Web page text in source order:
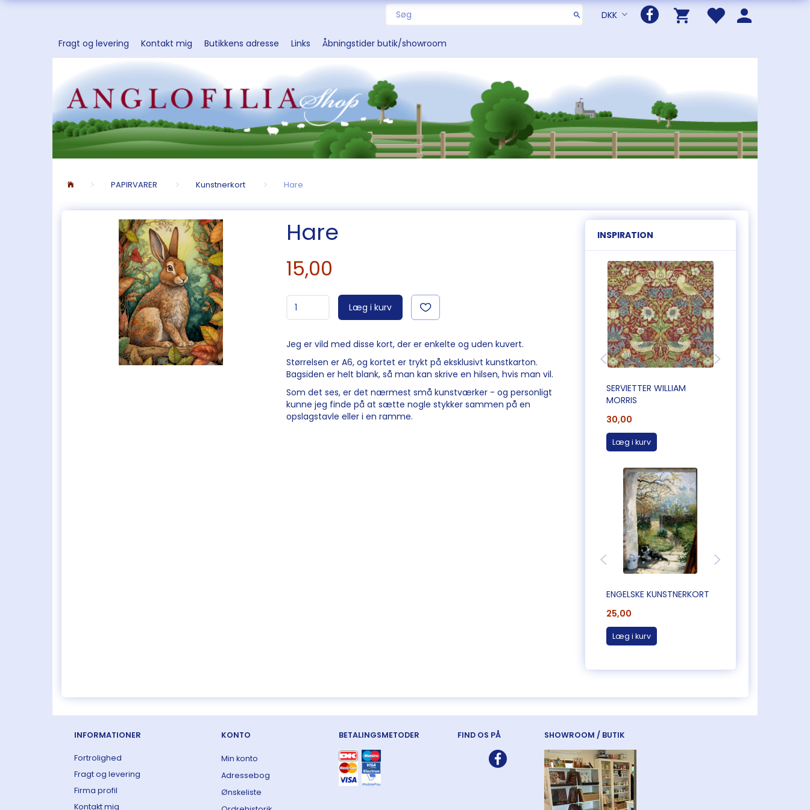
DKK
Fragt og levering Kontakt mig Butikkens adresse Links Åbningstider butik/showroom
PAPIRVARER Kunstnerkort Hare
Hare
15,00
Læg i kurv
Jeg er vild med disse kort, der er enkelte og uden kuvert.
Størrelsen er A6, og kortet er trykt på eksklusivt kunstkarton.
Bagsiden er helt blank, så man kan skrive en hilsen, hvis man vil.
Som det ses, er det nærmest små kunstværker - og personligt
kunne jeg finde på at sætte nogle stykker sammen på en
opslagstavle eller i en ramme.
INSPIRATION
SERVIETTER WILLIAM
MORRIS
30,00
Læg i kurv
ENGELSKE KUNSTNERKORT
25,00
Læg i kurv
INFORMATIONER
Fortrolighed
Fragt og levering
Firma profil
Kontakt mig
KONTO
Min konto
Adressebog
Ønskeliste
BETALINGSMETODER FIND OS PÅ SHOWROOM / BUTIK